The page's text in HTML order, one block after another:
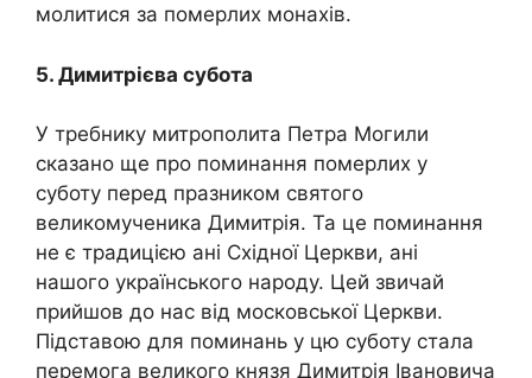
молитися за помepлих монахів.
5. Димитрієва субота
У требнику митрополита Петра Могили
сказано ще про поми­нання помepлих у
суботу перед празником святого
великомученика Димитрія. Та це поминання
не є традицією ані Східної Церкви, ані
нашого українського народу. Цей звичай
прийшов до нас від мос­ковської Церкви.
Підставою для поминань у цю суботу стала
пере­мога великого князя Димитрія Івановича